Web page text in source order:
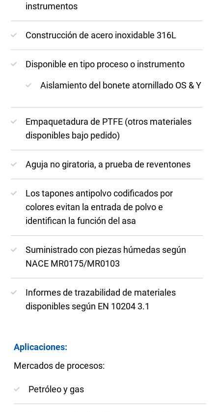
instrumentos
Construcción de acero inoxidable 316L
Disponible en tipo proceso o instrumento
Aislamiento del bonete atornillado OS & Y
Empaquetadura de PTFE (otros materiales
disponibles bajo pedido)
Aguja no giratoria, a prueba de reventones
Los tapones antipolvo codificados por
colores evitan la entrada de polvo e
identifican la función del asa
Suministrado con piezas húmedas según
NACE MR0175/MR0103
Informes de trazabilidad de materiales
disponibles según EN 10204 3.1
Aplicaciones:
Mercados de procesos:
Petróleo y gas